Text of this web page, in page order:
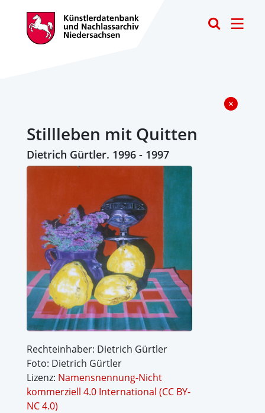
Stillleben mit Quitten
Dietrich Gürtler. 1996 - 1997
Rechteinhaber: Dietrich Gürtler
Foto: Dietrich Gürtler
Lizenz: Namensnennung-Nicht
kommerziell 4.0 International (CC BY-
NC 4.0)